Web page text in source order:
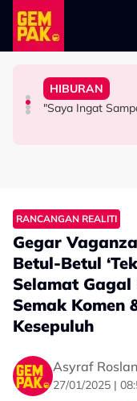
Skip to main content
Bawa Anak Ke
Doktor
HIBURAN
"Saya Ingat
Syida Melvin
Peguam, Dakwa
“Saya Tak Pernah
Misai Demi
RANCANGAN REALITI
Gegar
Betul-Betul
Selamat
Semak Komen
Kesepuluh
Asyraf Roslan
27/01/2025 |